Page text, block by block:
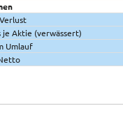
je Aktie (verwässert)
Umlauf